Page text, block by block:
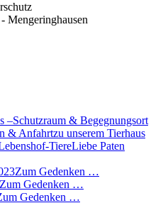
Mengeringhausen
–Schutzraum & Begegnungsort
& Anfahrtzu unserem Tierhaus
TiereLiebe Paten
Zum Gedenken …
Zum Gedenken …
Gedenken …